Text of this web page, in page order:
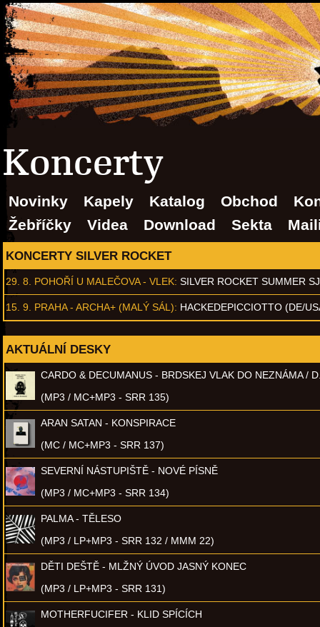
Koncerty
Novinky Kapely Katalog Obchod
Žebříčky
Videa Download Sekta
KONCERTY SILVER ROCKET
29. 8. POHOŘÍ U MALEČOVA - VLEK: SILVER ROCKET SUMMER
15. 9. PRAHA - ARCHA+ (MALÝ SÁL): HACKEDEPICCIOTTO (DE/
AKTUÁLNÍ DESKY
CARDO & DECUMANUS - BRDSKEJ VLAK DO NEZNÁMA /
(MP3 / MC+MP3 - SRR 135)
ARAN SATAN - KONSPIRACE
(MC / MC+MP3 - SRR 137)
SEVERNÍ NÁSTUPIŠTĚ - NOVÉ PÍSNĚ
(MP3 / MC+MP3 - SRR 134)
PALMA - TĚLESO
(MP3 / LP+MP3 - SRR 132 / MMM 22)
DĚTI DEŠTĚ - MLŽNÝ ÚVOD JASNÝ KONEC
(MP3 / LP+MP3 - SRR 131)
MOTHERFUCIFER - KLID SPÍCÍCH